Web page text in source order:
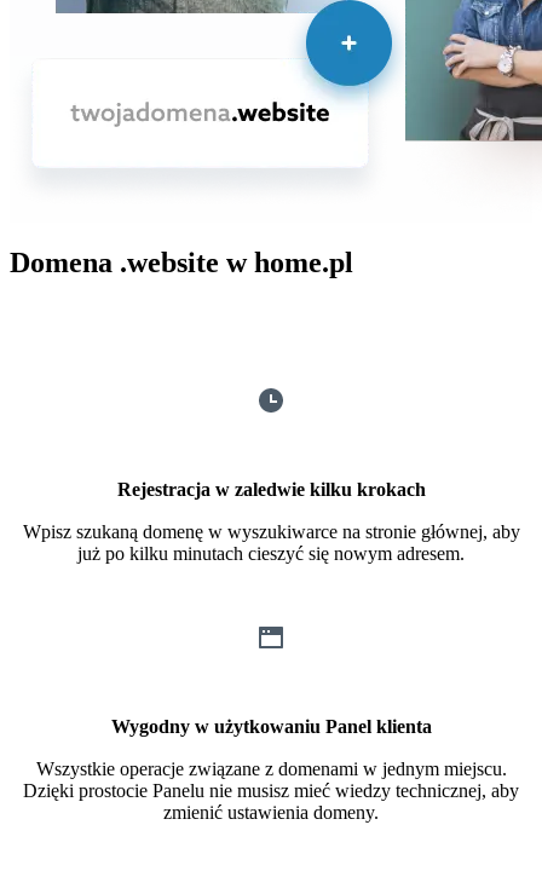
Domena .website w home.pl
Rejestracja w zaledwie kilku krokach
Wpisz szukaną domenę w wyszukiwarce na stronie głównej, aby
już po kilku minutach cieszyć się nowym adresem.
Wygodny w użytkowaniu Panel klienta
Wszystkie operacje związane z domenami w jednym miejscu.
Dzięki prostocie Panelu nie musisz mieć wiedzy technicznej, aby
zmienić ustawienia domeny.